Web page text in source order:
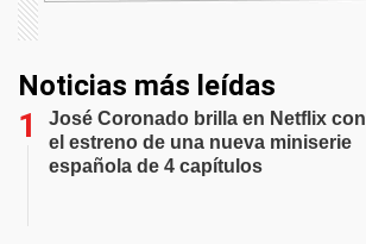
Noticias más leídas
José Coronado brilla en Netflix con
el estreno de una nueva miniserie
española de 4 capítulos